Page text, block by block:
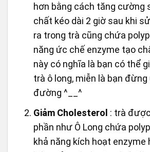
hơn bằng cách tăng cường
chất kéo dài 2 giờ sau khi
ra trong trà cũng chứa
năng ức chế enzyme tạo
này có nghĩa là bạn có thể
trà ô long, miễn là bạn đừng
đường ^__^
Giảm Cholesterol : trà
phần như Ô Long chứa
khả năng kích hoạt enzyme